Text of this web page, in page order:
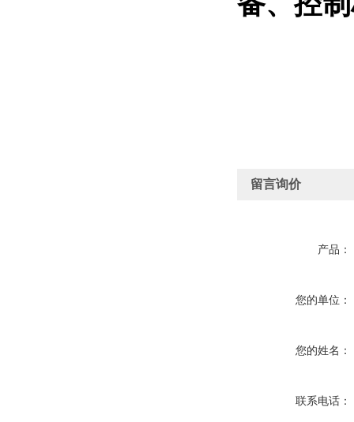
留言询价
产品：
您的单位：
您的姓名：
联系电话：